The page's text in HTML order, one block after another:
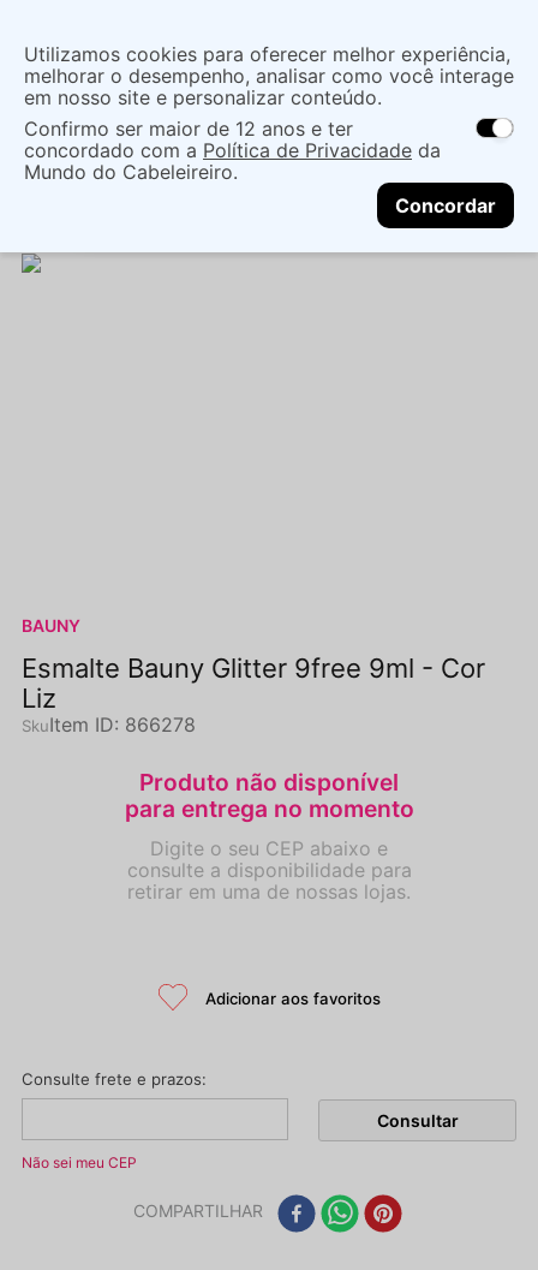
localização
As ofertas e opções de entrega variam de
acordo com a região.Não sei meu CEP
CONTINUAR
O que você procura?
Mãos e Pés
Cuidado Com As Mãos
ESMALTE BAUNY GLITTER 9FREE 9ML -
BAUNY
Esmalte Bauny Glitter 9free 9ml - Cor
Liz
Item ID: 866278
Não sei meu CEP
COMPARTILHAR
Utilizamos cookies para oferecer melhor experiência,
melhorar o desempenho, analisar como você interage
em nosso site e personalizar conteúdo.
Confirmo ser maior de 12 anos e ter
concordado com a Política de Privacidade da
Mundo do Cabeleireiro.
Concordar